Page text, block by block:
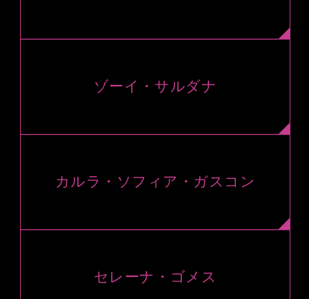
ゾーイ・サルダナ
カルラ・ソフィア・ガスコン
セレーナ・ゴメス